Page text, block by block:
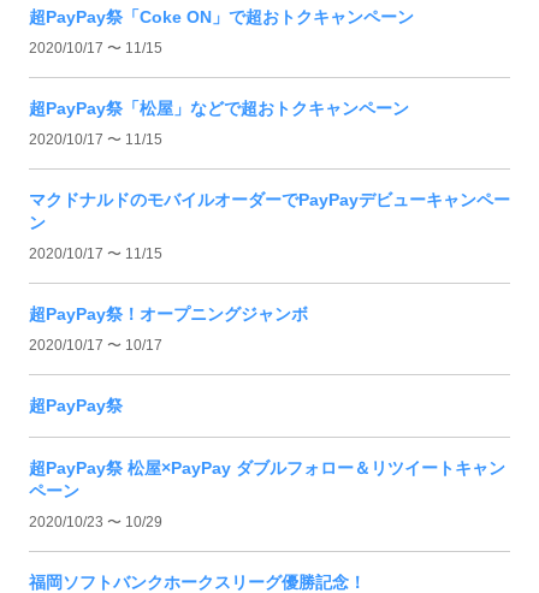
超PayPay祭「Coke ON」で超おトクキャンペーン
2020/10/17 〜 11/15
超PayPay祭「松屋」などで超おトクキャンペーン
2020/10/17 〜 11/15
マクドナルドのモバイルオーダーでPayPayデビューキャンペー
ン
2020/10/17 〜 11/15
超PayPay祭！オープニングジャンボ
2020/10/17 〜 10/17
超PayPay祭
超PayPay祭 松屋×PayPay ダブルフォロー＆リツイートキャン
ペーン
2020/10/23 〜 10/29
福岡ソフトバンクホークスリーグ優勝記念！